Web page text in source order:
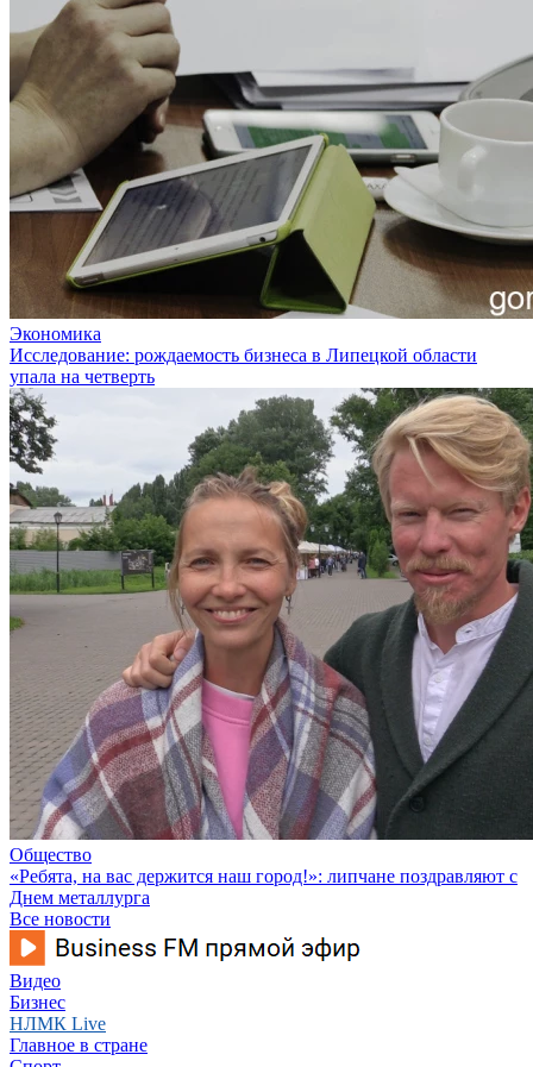
Экономика
Исследование: рождаемость бизнеса в Липецкой области
упала на четверть
Общество
«Ребята, на вас держится наш город!»: липчане поздравляют с
Днем металлурга
Все новости
Видео
Бизнес
НЛМК Live
Главное в стране